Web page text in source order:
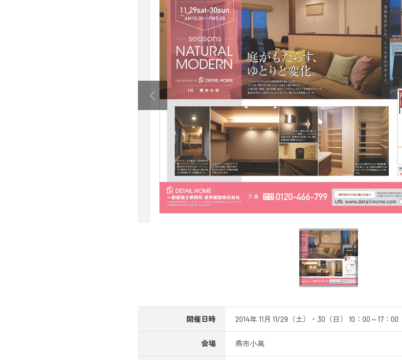
開催日時 2014年 11月 11/29（土）・30（日） 10：00～17：00
会場 燕市小高